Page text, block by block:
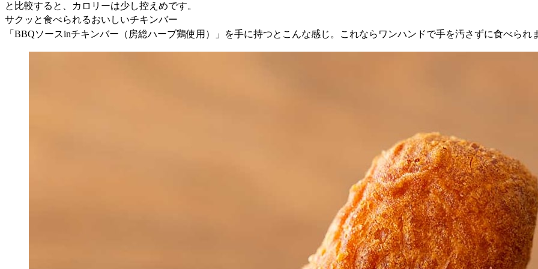
と比較すると、カロリーは少し控えめです。
サクッと食べられるおいしいチキンバー
「BBQソースinチキンバー（房総ハーブ鶏使用）」を手に持つとこんな感じ。これならワンハンドで手を汚さずに食べられ